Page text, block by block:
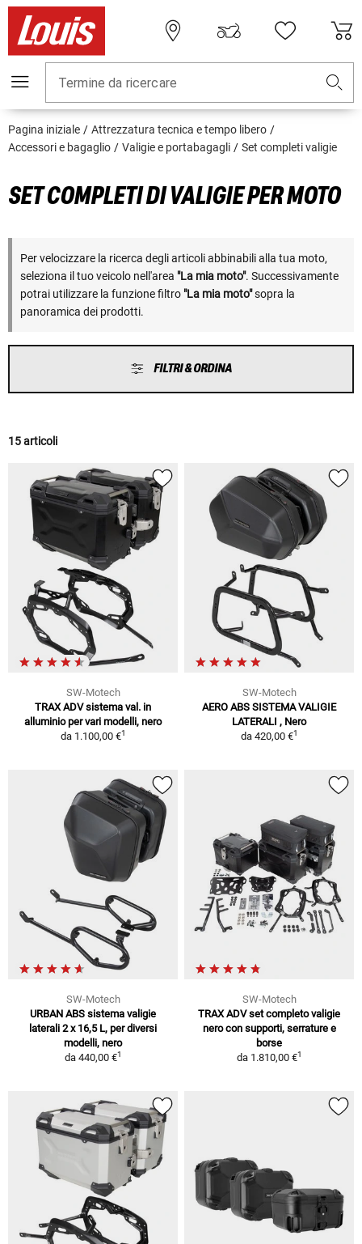
Termine da ricercare
Pagina iniziale
Attrezzatura tecnica e tempo libero
Accessori e bagaglio
Valigie e portabagagli Set completi valigie
SET COMPLETI DI VALIGIE PER MOTO
Per velocizzare la ricerca degli articoli abbinabili alla tua moto,
seleziona il tuo veicolo nell'area "La mia moto". Successivamente
potrai utilizzare la funzione filtro "La mia moto"sopra la
panoramica dei prodotti.
FILTRI & ORDINA
15 articoli
SW-Motech
TRAX ADV sistema val. in
alluminio per vari modelli, nero
da 1.100,00 €1
SW-Motech
AERO ABS SISTEMA VALIGIE
LATERALI , Nero
da 420,00 €1
SW-Motech
URBAN ABS sistema valigie
laterali 2 x 16,5 L, per diversi
modelli, nero
da 440,00 €1
SW-Motech
TRAX ADV set completo valigie
nero con supporti, serrature e
borse
da 1.810,00 €1